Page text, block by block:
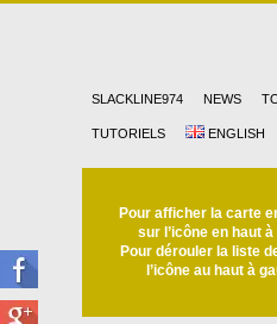
SLACKLINE974 NEWS
TUTORIELS ENGLISH
Pour afficher la carte
sur l’icône en haut
Pour dérouler la liste
l’icône au haut à